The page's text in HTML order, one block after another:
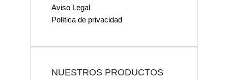
Aviso Legal
Política de privacidad
NUESTROS PRODUCTOS